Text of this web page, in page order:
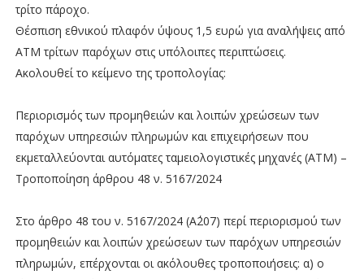
τρίτο πάροχο.
Θέσπιση εθνικού πλαφόν ύψους 1,5 ευρώ για αναλήψεις από
ΑΤΜ τρίτων παρόχων στις υπόλοιπες περιπτώσεις.
Ακολουθεί το κείμενο της τροπολογίας:
Περιορισμός των προμηθειών και λοιπών χρεώσεων των
παρόχων υπηρεσιών πληρωμών και επιχειρήσεων που
εκμεταλλεύονται αυτόματες ταμειολογιστικές μηχανές (ΑΤΜ) –
Τροποποίηση άρθρου 48 ν. 5167/2024
Στο άρθρο 48 του ν. 5167/2024 (Α΄207) περί περιορισμού των
προμηθειών και λοιπών χρεώσεων των παρόχων υπηρεσιών
πληρωμών, επέρχονται οι ακόλουθες τροποποιήσεις: α) ο